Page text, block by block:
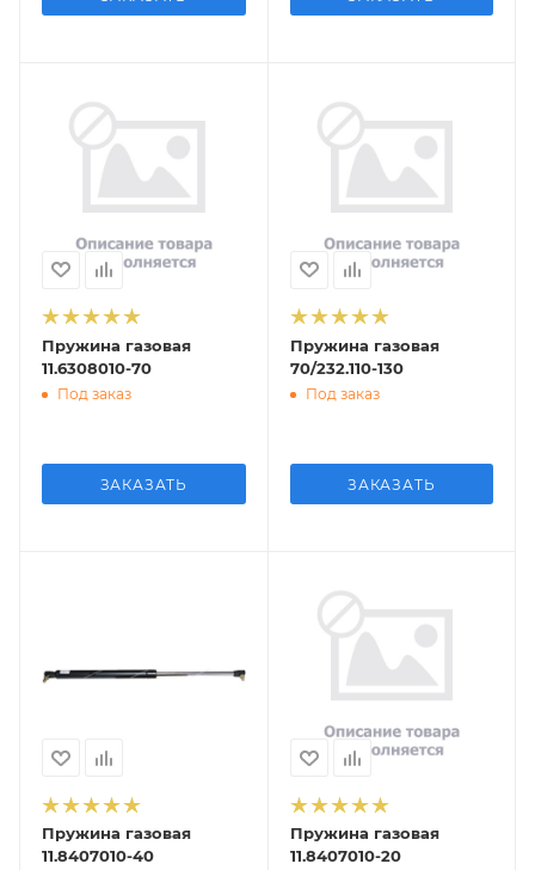
Пружина газовая
11.6308010-70
Под заказ
ЗАКАЗАТЬ
Пружина газовая
70/232.110-130
Под заказ
ЗАКАЗАТЬ
Пружина газовая
11.8407010-40
Пружина газовая
11.8407010-20